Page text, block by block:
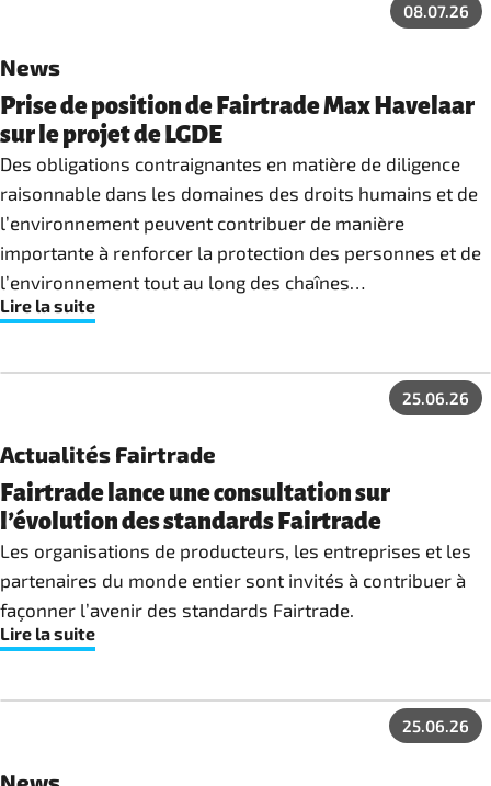
08.07.26
News
Prise de position de Fairtrade Max Havelaar
sur le projet de LGDE
Des obligations contraignantes en matière de diligence
raisonnable dans les domaines des droits humains et de
l’environnement peuvent contribuer de manière
importante à renforcer la protection des personnes et de
l’environnement tout au long des chaînes
d’approvisionnement. Du point de vue de Fairtrade Max
ancrent efficacement des prix équitables, une
responsabilité partagée et la lutte contre les causes
Lire la suite
25.06.26
Actualités Fairtrade
Fairtrade lance une consultation sur
l’évolution des standards Fairtrade
Les organisations de producteurs, les entreprises et les
partenaires du monde entier sont invités à contribuer à
façonner l’avenir des standards Fairtrade.
Lire la suite
25.06.26